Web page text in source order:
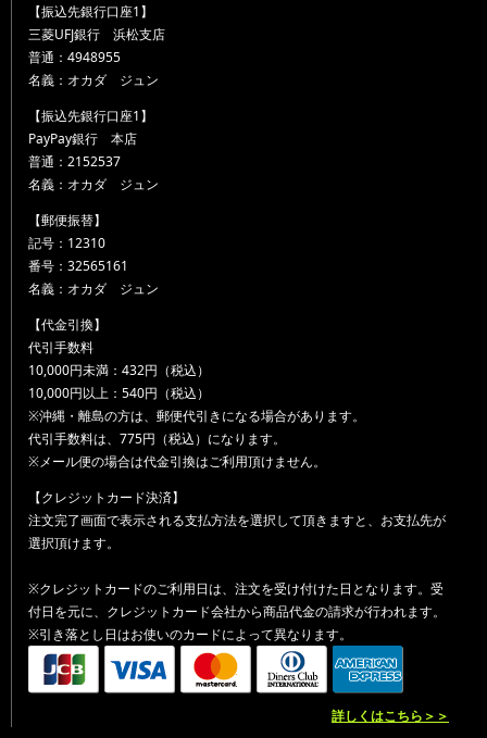
【振込先銀行口座1】
三菱UFJ銀行 浜松支店
普通：4948955
名義：オカダ ジュン
【振込先銀行口座1】
PayPay銀行 本店
普通：2152537
名義：オカダ ジュン
【郵便振替】
記号：12310
番号：32565161
名義：オカダ ジュン
【代金引換】
代引手数料
10,000円未満：432円（税込）
10,000円以上：540円（税込）
※沖縄・離島の方は、郵便代引きになる場合があります。
代引手数料は、775円（税込）になります。
※メール便の場合は代金引換はご利用頂けません。
【クレジットカード決済】
注文完了画面で表示される支払方法を選択して頂きますと、お支払先が
選択頂けます。
※クレジットカードのご利用日は、注文を受け付けた日となります。受
付日を元に、クレジットカード会社から商品代金の請求が行われます。
※引き落とし日はお使いのカードによって異なります。
詳しくはこちら＞＞